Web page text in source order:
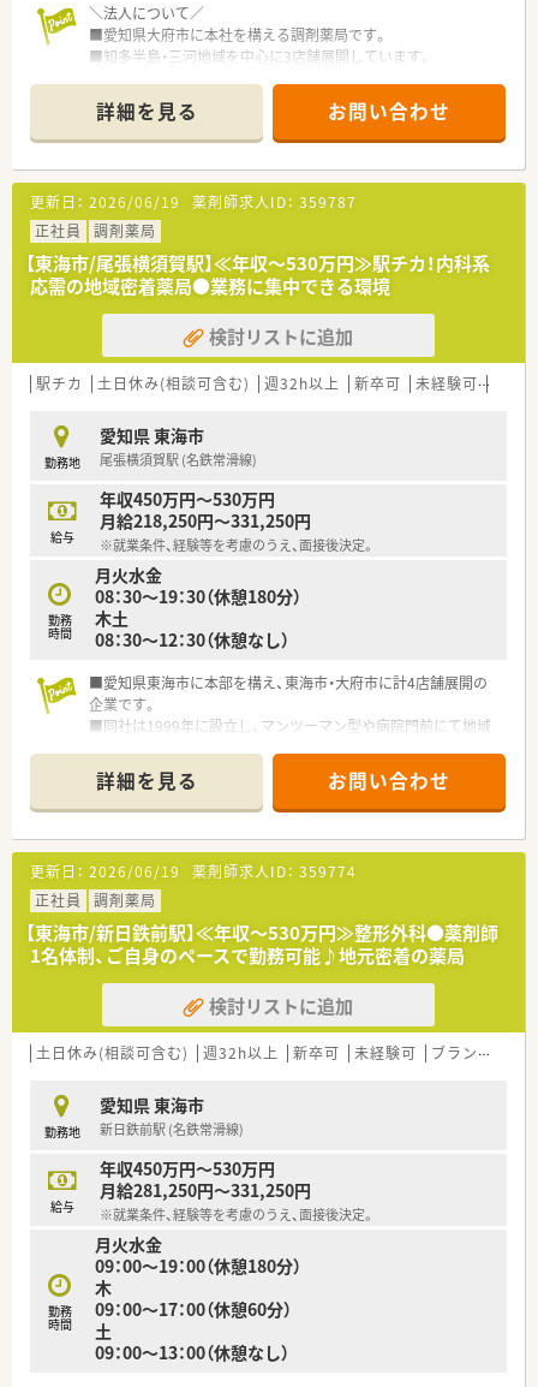
＼法人について／
■愛知県大府市に本社を構える調剤薬局です。
■知多半島・三河地域を中心に3店舗展開しています。
■代表も薬剤師として現在も現場に入られていらっしゃいま
す。
＼店舗について／
■八幡新田駅から徒歩1分ほどに位置しています。公共交通機関
での通勤も便利な好立地です。
■複数科目を扱うクリニックの門前予定のため、スキルアップ出
来る環境です！
■ゆくゆく在宅やかかりつけなども積極的に対応していきたい
ご予定です。
詳細を見る お問い合わせ
更新日： 2026/06/19 薬剤師求人ID： 359787
正社員
調剤薬局
【東海市/尾張横須賀駅】≪年収～530万円≫駅チカ！内科系
応需の地域密着薬局●業務に集中できる環境
検討リストに追加
駅チカ 土日休み(相談可含む) 週32h以上 新卒可 未経験可
勤務地
愛知県 東海市
尾張横須賀駅 (名鉄常滑線)
給与
年収450万円～530万円
月給218,250円～331,250円
※就業条件、経験等を考慮のうえ、面接後決定。
勤務
時間
月火水金
08：30〜19：30（休憩180分）
木土
08：30～12：30（休憩なし）
■愛知県東海市に本部を構え、東海市・大府市に計4店舗展開の
企業です。
■同社は1999年に設立し、マンツーマン型や病院門前にて地域
■各店舗機器類は積極的に導入しており、薬剤師が対人業務に集
中できる環境を完備し、効率良く業務に取り掛かれるよう動線ま
で配慮されております。
詳細を見る お問い合わせ
更新日： 2026/06/19 薬剤師求人ID： 359774
正社員
調剤薬局
【東海市/新日鉄前駅】≪年収～530万円≫整形外科●薬剤師
1名体制、ご自身のペースで勤務可能♪地元密着の薬局
検討リストに追加
土日休み(相談可含む) 週32h以上 新卒可 未経験可 ブランク可
勤務地
愛知県 東海市
新日鉄前駅 (名鉄常滑線)
給与
年収450万円～530万円
月給281,250円～331,250円
※就業条件、経験等を考慮のうえ、面接後決定。
勤務
時間
月火水金
09：00～19：00（休憩180分）
木
09：00～17：00（休憩60分）
土
09：00～13：00（休憩なし）